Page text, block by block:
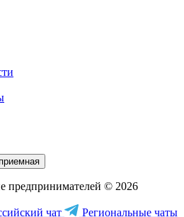
предпринимателей © 2026
чат Региональные чаты